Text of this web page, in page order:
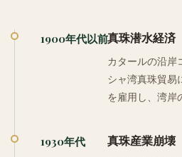
1900年代以前真珠潜水経済
カタールの沿岸
シャ湾真珠貿易
を雇用し、湾岸
1930年代 真珠産業崩壊